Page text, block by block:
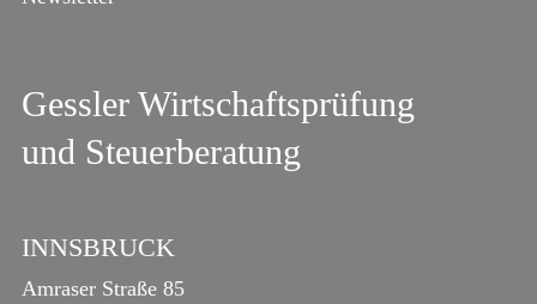
Gessler Wirtschaftsprüfung
und Steuerberatung
INNSBRUCK
Amraser Straße 85